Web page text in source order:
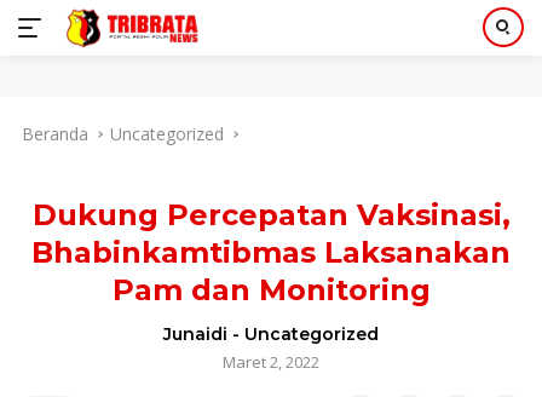
Beranda Uncategorized
Dukung Percepatan Vaksinasi,
Bhabinkamtibmas Laksanakan
Pam dan Monitoring
Junaidi - Uncategorized
Maret 2, 2022